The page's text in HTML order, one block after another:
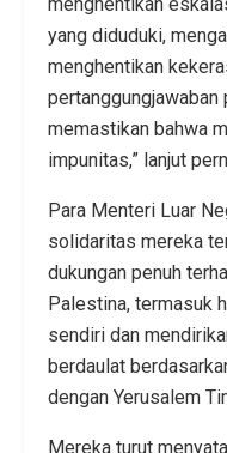
yang diduduki,
menghentikan
pertanggungjawaban
memastikan bahwa
impunitas,” lanjut
Para Menteri Luar
solidaritas mereka
dukungan penuh
Palestina, termasuk
sendiri dan
berdaulat
dengan Yerusalem
Mereka turut